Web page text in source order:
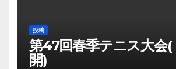
投稿
第47回春季テニス大会(
開)